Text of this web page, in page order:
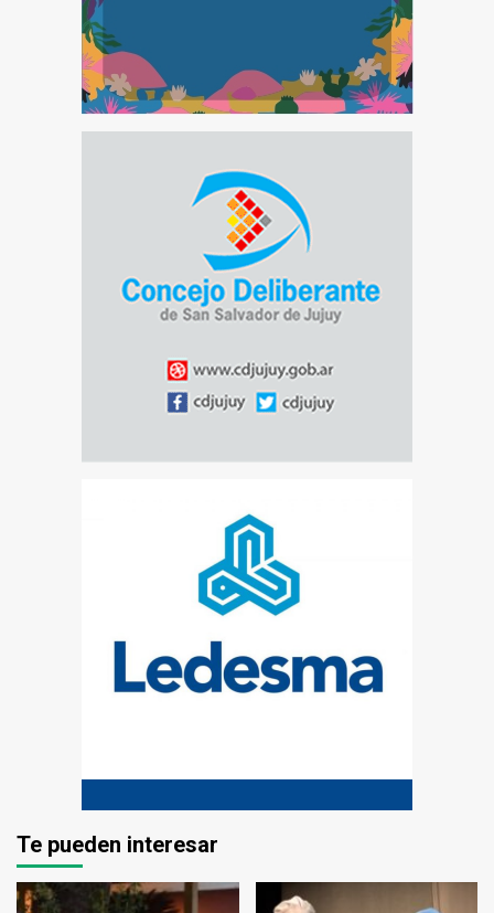
Te pueden interesar